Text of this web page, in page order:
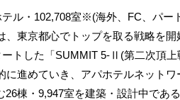
ル・102,708室※(海外、FC、パー
東京都心でトップを取る戦略を
トした「SUMMIT 5-Ⅱ(第二次頂
進めていき、アパホテルネット
棟・9,947室を建築・設計中であ